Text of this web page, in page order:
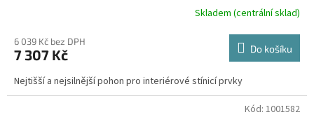
Skladem (centrální sklad)
6 039 Kč bez DPH
7 307 Kč Do košíku
Nejtišší a nejsilnější pohon pro interiérové stínicí prvky
Kód: 1001582